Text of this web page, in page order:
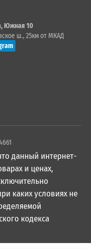
Южная 10
ш., 25км от МКАД
данный интернет-
и ценах,
каких условиях не
кодекса